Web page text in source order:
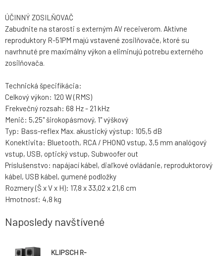
ÚČINNÝ ZOSILŇOVAČ
Zabudnite na starosti s externým AV receiverom. Aktívne
reproduktory R-51PM majú vstavené zosilňovače, ktoré su
navrhnuté pre maximálny výkon a eliminujú potrebu externého
zosilňovača.
Technická špecifikácia:
Celkový výkon: 120 W (RMS)
Frekvečný rozsah: 68 Hz - 21 kHz
Menič: 5,25" širokopásmový, 1" výškový
Typ: Bass-reflex Max. akustický výstup: 105,5 dB
Konektivita: Bluetooth, RCA / PHONO vstup, 3,5 mm analógový
vstup, USB, optický vstup, Subwoofer out
Príslušenstvo: napájací kábel, diaľkové ovládanie, reproduktorový
kábel, USB kábel, gumené podložky
Rozmery (Š x V x H): 17,8 x 33,02 x 21,6 cm
Hmotnosť: 4,8 kg
Naposledy navštívené
KLIPSCH R-